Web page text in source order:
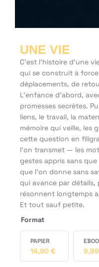
UNE VIE
C’est l’histoire d’une
qui se construit à
déplacements, de
L’enfance d’abord,
promesses secrètes.
liens, le travail, la
mémoire qui veille, les
cette question en
l’on transmet — les
gestes appris sans
que l’on donne sans
qui avance par détails,
résonnent longtemps
Et tout sauf petite.
Format
PAPIER
14,90 € 9,99